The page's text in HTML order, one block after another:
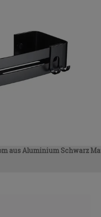
aus Aluminium Schwarz